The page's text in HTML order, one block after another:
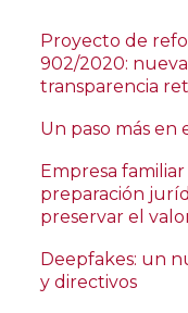
Proyecto de
902/2020:
transparencia
Un paso más en
Empresa
preparación
preservar el
Deepfakes: un
y directivos